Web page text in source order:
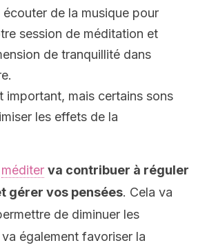
de la musique pour
session de méditation et
de tranquillité dans
important, mais certains sons
les effets de la
méditer va contribuer à réguler
gérer vos pensées. Cela va
de diminuer les
également favoriser la